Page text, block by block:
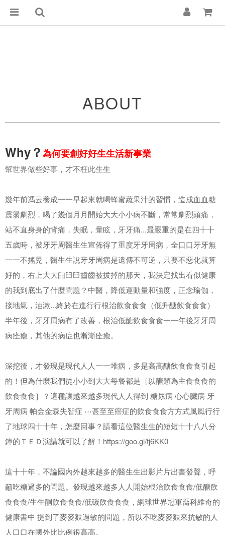
ABOUT
Why？為何要創好好⽣生活新事業
幫世界做些好事，才不枉此⽣生
幾年前馮云養成⼀一早起來就喝蜂蜜蔬果汁的習慣，造成⾎血糖
震盪劇烈，喝了幾個⽉月開始⼤大⼩小病不斷，常常劇烈頭痛，
站不直⾝身的背痛，失眠，暈眩，⽛牙痛...最嚴重的是在四⼗十
五歲時，被⽛牙周醫⽣生宣佈得了重度⽛牙周病，全⼝口⽛牙無
⼀一不搖晃，醫⽣生說⽛牙周病是遺傳不可逆，只要不惡化就算
好的，右上⼤大⺽⾅臼⿒齒被拔掉的那天，我決定找出看似健康
的我到底出了什麼問題？中醫，降低運動量和強度，正念瑜伽，
接地氣，油漱...終於在進⾏行根治飲⻝⾷食（低升醣飲⻝⾷食）
半年後，⽛牙周病有了改善，根治低醣飲⻝⾷食⼀一年後⽛牙周
病痊癒，其他的病症也漸漸痊癒。
深挖後，才發現是現代⼈人⼀一堆病，多是⾼高醣飲⻝⾷食引起
的！但為什麼我們從⼩小到⼤大每餐都是［以醣類為主⻝⾷食的
飲⻝⾷食］？這種讓越來越多現代⼈人得到 糖尿病 ⼼心臟病 ⽛
牙周病 帕⾦金森失智症 ⋯甚⾄至癌症的飲⻝⾷食⽅方式⾵風⾏行
了地球四⼗十年，怎麼回事？請看這位醫⽣生的短短⼗十⼋八分
鐘的ＴＥＤ演講就可以了解！https://goo.gl/fj6KK0
這⼗十年，不論國內外越來越多的醫⽣生出影⽚片出書發聲，呼
籲吃糖過多的問題。發現越來越多⼈人開始根治飲⻝⾷食/低醣飲
⻝⾷食/⽣生酮飲⻝⾷食/低碳飲⻝⾷食，網球世界冠軍喬科維奇的
健康書中 提到了⿆麥麩過敏的問題，所以不吃⿆麥麩來抗敏的⼈
人⼝口在國外⽐比例很⾼高。